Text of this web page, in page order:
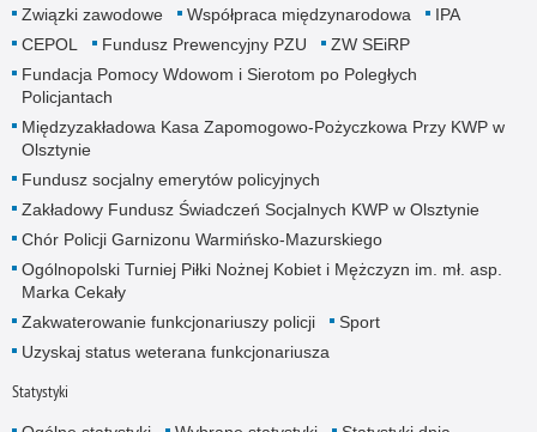
Związki zawodowe Współpraca międzynarodowa
IPA
CEPOL
Fundusz Prewencyjny PZU
ZW SEiRP
Fundacja Pomocy Wdowom i Sierotom po Poległych
Policjantach
Międzyzakładowa Kasa Zapomogowo-Pożyczkowa Przy KWP w
Olsztynie
Fundusz socjalny emerytów policyjnych
Zakładowy Fundusz Świadczeń Socjalnych KWP w Olsztynie
Chór Policji Garnizonu Warmińsko-Mazurskiego
Ogólnopolski Turniej Piłki Nożnej Kobiet i Mężczyzn im. mł. asp.
Marka Cekały
Zakwaterowanie funkcjonariuszy policji
Sport
Uzyskaj status weterana funkcjonariusza
Statystyki